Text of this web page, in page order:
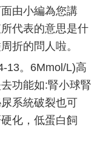
由小編為您講
代表的意思是什
折的問人啦。
。6Mmol/L)高
功能如:腎小球腎
系統破裂也可
化，低蛋白飼